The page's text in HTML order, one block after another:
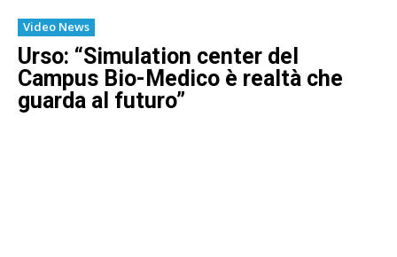
Video News
Urso: “Simulation center del
Campus Bio-Medico è realtà che
guarda al futuro”